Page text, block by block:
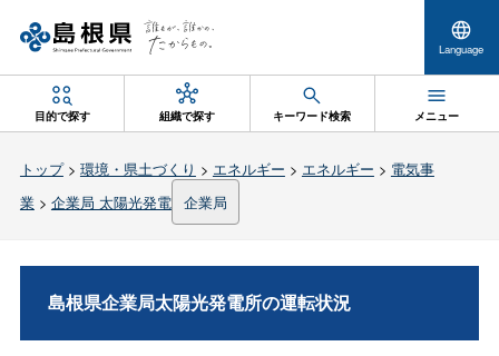
Language
目的で探す 組織で探す キーワード検索 メニュー
トップ> 環境・県土づくり > エネルギー > エネルギー > 電気事
業> 企業局 太陽光発電 企業局
島根県企業局太陽光発電所の運転状況